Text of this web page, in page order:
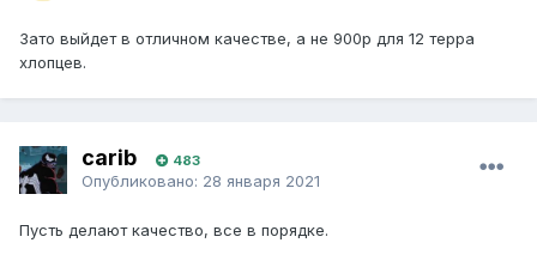
Зато выйдет в отличном качестве, а не 900р для 12 терра
хлопцев.
carib 483
Опубликовано: 28 января 2021
Пусть делают качество, все в порядке.